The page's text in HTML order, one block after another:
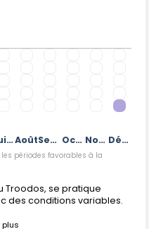
JuilletAoût Septembre Octobre Novembre Décembre
périodes favorables à la
Troodos, se pratique
des conditions variables.